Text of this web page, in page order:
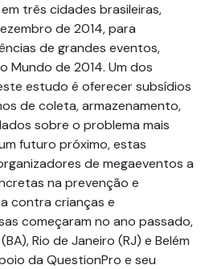
três cidades brasileiras,
de 2014, para
de grandes eventos,
Mundo de 2014. Um dos
estudo é oferecer subsídios
de coleta, armazenamento,
sobre o problema mais
futuro próximo, estas
de megaeventos a
na prevenção e
contra crianças e
começaram no ano passado,
Rio de Janeiro (RJ) e Belém
da QuestionPro e seu